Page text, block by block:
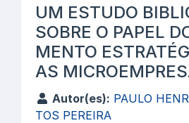
UM ESTUDO
SOBRE O PAPEL
MENTO
AS
Autor(es): PAULO
TOS PEREIRA